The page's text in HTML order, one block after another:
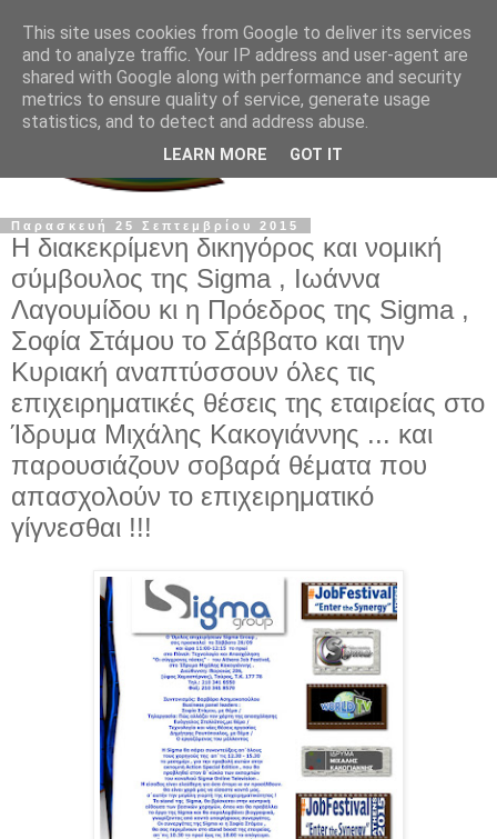
Παρασκευή 25 Σεπτεμβρίου 2015
Η διακεκρίμενη δικηγόρος και νομική
σύμβουλος της Sigma , Ιωάννα
Λαγουμίδου κι η Πρόεδρος της Sigma ,
Σοφία Στάμου το Σάββατο και την
Κυριακή αναπτύσσουν όλες τις
επιχειρηματικές θέσεις της εταιρείας στο
Ίδρυμα Μιχάλης Κακογιάννης ... και
παρουσιάζουν σοβαρά θέματα που
απασχολούν το επιχειρηματικό
γίγνεσθαι !!!
This site uses cookies from Google to deliver its services
and to analyze traffic. Your IP address and user-agent are
shared with Google along with performance and security
metrics to ensure quality of service, generate usage
statistics, and to detect and address abuse.
LEARN MORE GOT IT